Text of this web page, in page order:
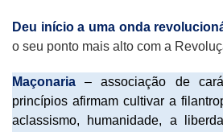
Deu início a uma onda
o seu ponto mais alto com a
Maçonaria
– associação de
princípios afirmam cultivar a
aclassismo, humanidade, a